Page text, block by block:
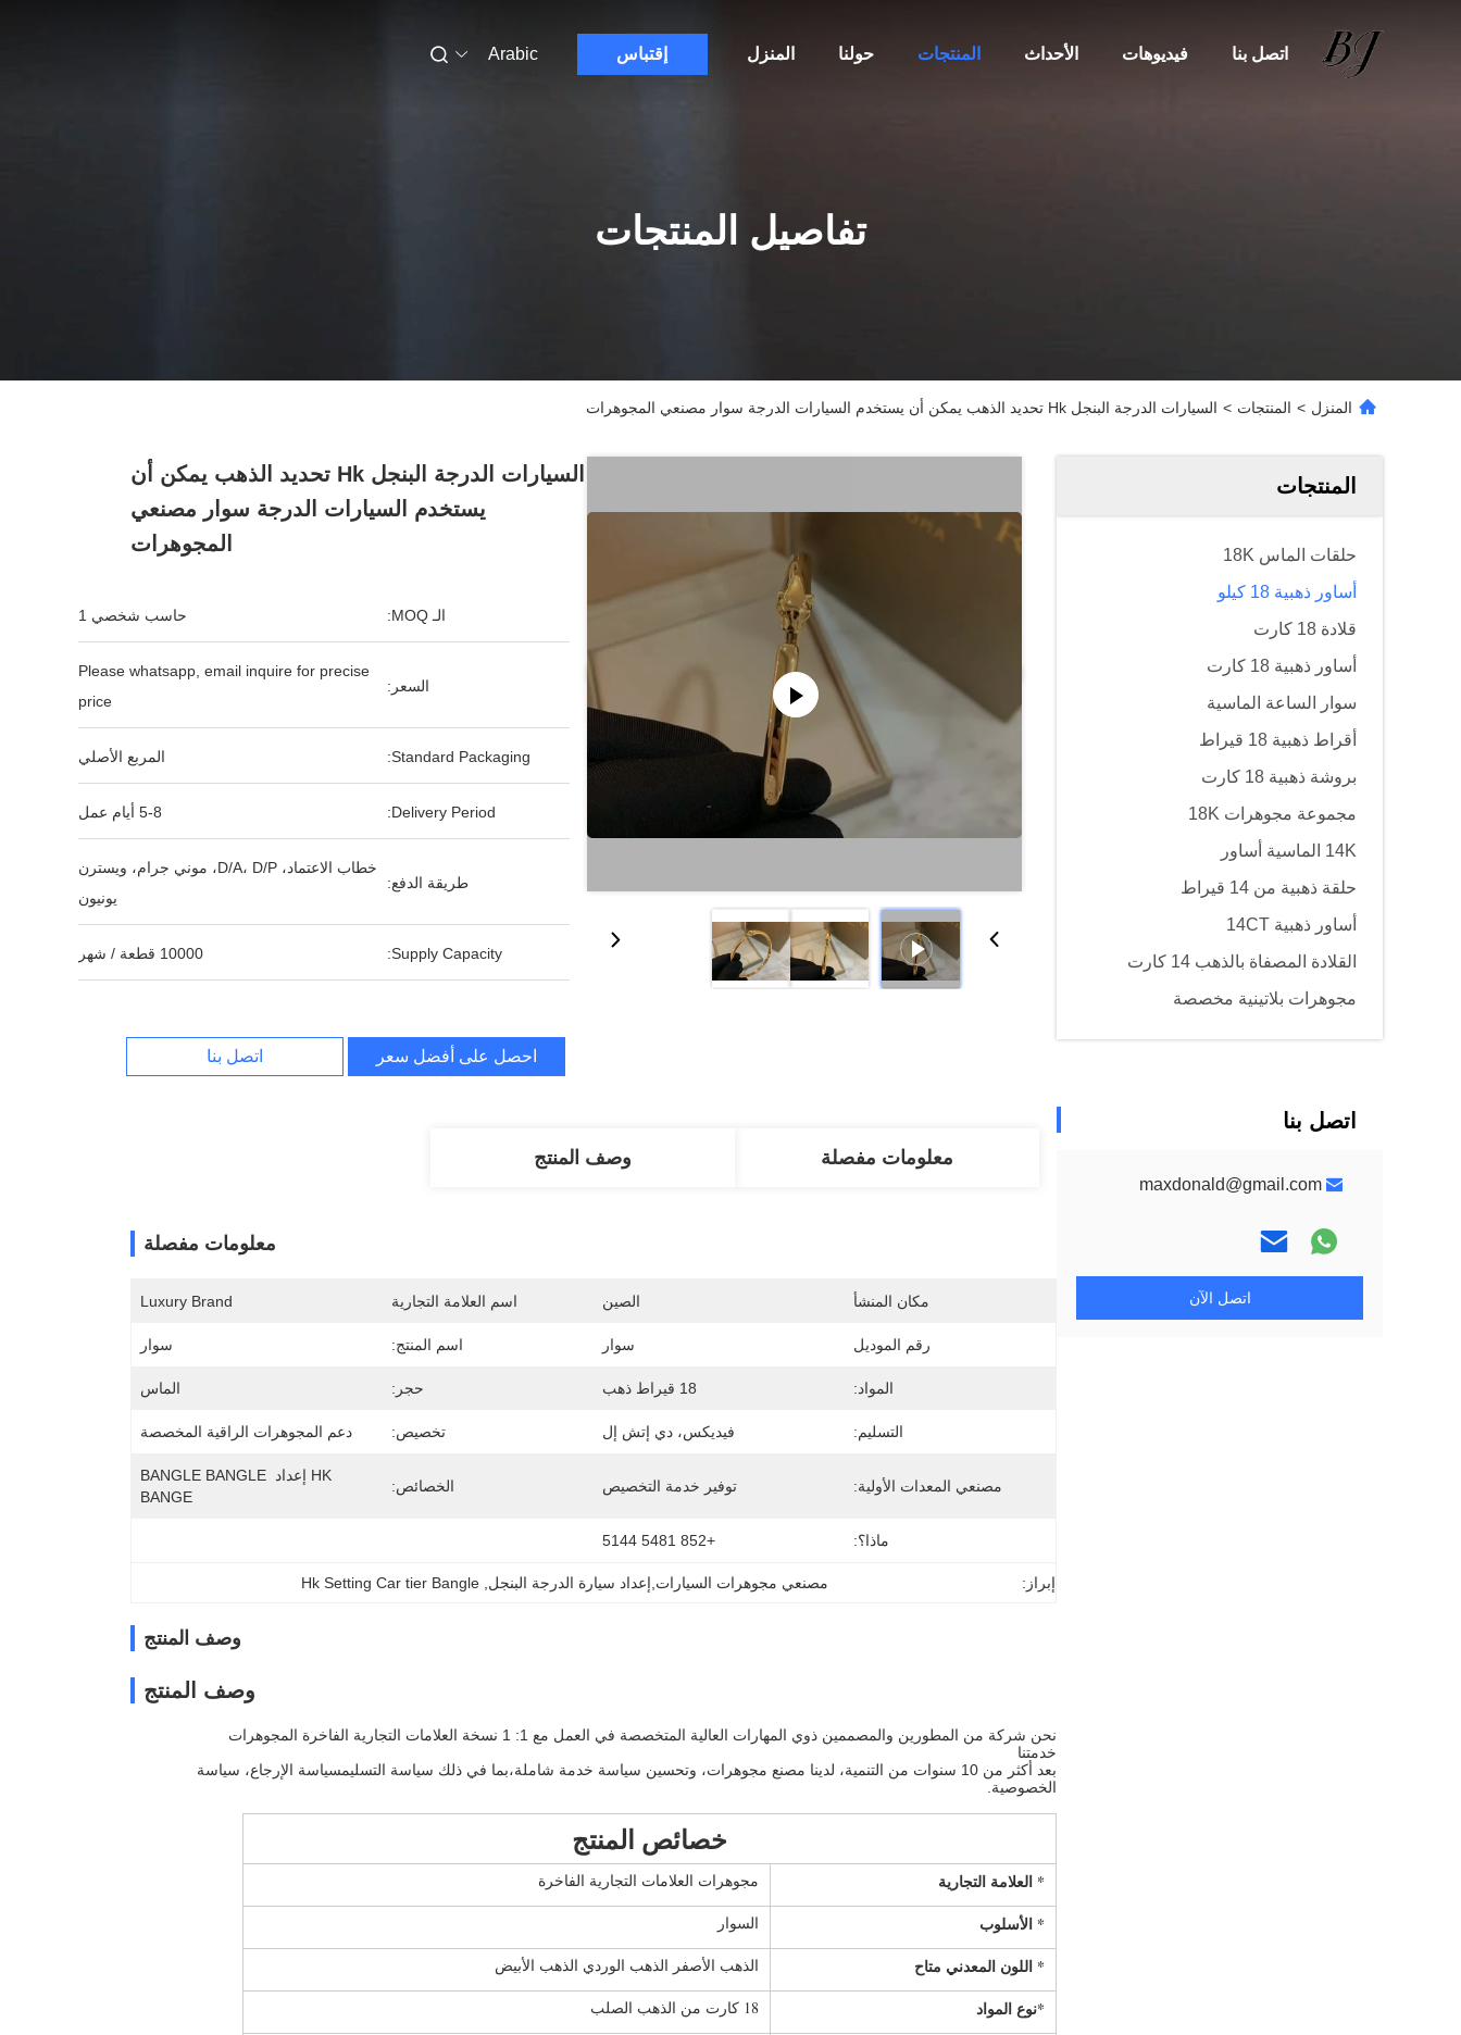
المنزل حولنا المنتجات الأحداث فيديوهات اتصل بنا إقتباس Arabic
تفاصيل المنتجات
المنزل > المنتجات > السيارات الدرجة البنجل Hk تحديد الذهب يمكن أن يستخدم السيارات الدرجة سوار مصنعي المجوهرات
المنتجات
حلقات الماس 18K
أساور ذهبية 18 كيلو
قلادة 18 كارت
أساور ذهبية 18 كارت
سوار الساعة الماسية
أقراط ذهبية 18 قيراط
بروشة ذهبية 18 كارت
مجموعة مجوهرات 18K
14K الماسية أساور
حلقة ذهبية من 14 قيراط
أساور ذهبية 14CT
القلادة المصفاة بالذهب 14 كارت
مجوهرات بلاتينية مخصصة
اتصل بنا
maxdonald@gmail.com
اتصل الآن
السيارات الدرجة البنجل Hk تحديد الذهب يمكن أن
يستخدم السيارات الدرجة سوار مصنعي
المجوهرات
الـ MOQ: حاسب شخصي 1
السعر:
Please whatsapp, email inquire for precise
price
Standard Packaging: المربع الأصلي
Delivery Period: 5-8 أيام عمل
طريقة الدفع:
خطاب الاعتماد، D/A، D/P، موني جرام، ويسترن
يونيون
Supply Capacity: 10000 قطعة / شهر
احصل على أفضل سعر اتصل بنا
معلومات مفصلة وصف المنتج
معلومات مفصلة
مكان المنشأ الصين اسم العلامة التجارية Luxury Brand
رقم الموديل سوار اسم المنتج: سوار
المواد: 18 قيراط ذهب حجر: الماس
التسليم: فيديكس، دي إتش إل تخصيص: دعم المجوهرات الراقية المخصصة
مصنعي المعدات الأولية: توفير خدمة التخصيص الخصائص:
HK إعداد BANGLE BANGLE
BANGE
ماذا؟: +852 5481 5144
إبراز: مصنعي مجوهرات السيارات,إعداد سيارة الدرجة البنجل ,
Hk Setting Car tier Bangle
وصف المنتج
وصف المنتج
نحن شركة من المطورين والمصممين ذوي المهارات العالية المتخصصة في العمل مع 1: 1 نسخة العلامات التجارية الفاخرة المجوهرات
خدمتنا
بعد أكثر من 10 سنوات من التنمية، لدينا مصنع مجوهرات، وتحسين سياسة خدمة شاملة،بما في ذلك سياسة التسليمسياسة الإرجاع، سياسة
الخصوصية.
خصائص المنتج
* العلامة التجارية مجوهرات العلامات التجارية الفاخرة
* الأسلوب السوار
* اللون المعدني متاح الذهب الأصفر الذهب الوردي الذهب الأبيض
*نوع المواد 18 كارت من الذهب الصلب